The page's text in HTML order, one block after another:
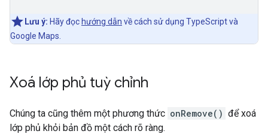
Lưu ý: Hãy đọc hướng dẫn về cách sử dụng TypeScript và
Google Maps.
Xoá lớp phủ tuỳ chỉnh
Chúng ta cũng thêm một phương thức onRemove() để xoá
lớp phủ khỏi bản đồ một cách rõ ràng.